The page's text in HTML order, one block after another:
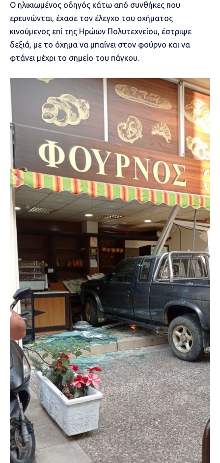
Ο ηλικιωμένος οδηγός κάτω από συνθήκες που
ερευνώνται, έχασε τον έλεγχο του οχήματος
κινούμενος επί της Ηρώων Πολυτεχνείου, έστριψε
δεξιά, με το όχημα να μπαίνει στον φούρνο και να
φτάνει μέχρι το σημείο του πάγκου.